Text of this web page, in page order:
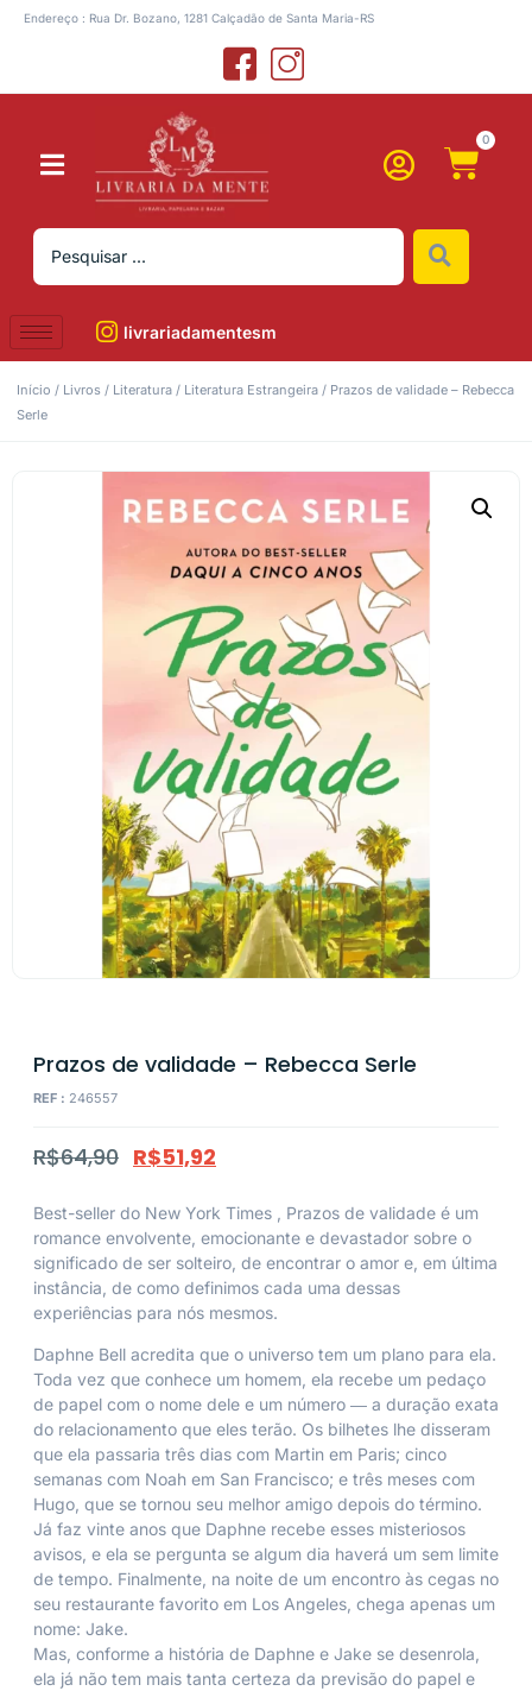
Endereço : Rua Dr. Bozano, 1281 Calçadão de Santa Maria-RS
0
livrariadamentesm
Início / Livros / Literatura / Literatura Estrangeira / Prazos de validade – Rebecca
Serle
Prazos de validade – Rebecca Serle
REF : 246557
R$64,90 R$51,92
Best-seller do New York Times Prazos de validade é um
romance envolvente, emocionante e devastador sobre o
significado de ser solteiro, de encontrar o amor e, em última
instância, de como definimos cada uma dessas
experiências para nós mesmos.
Daphne Bell acredita que o universo tem um plano para ela.
Toda vez que conhece um homem, ela recebe um pedaço
de papel com o nome dele e um número ― a duração exata
do relacionamento que eles terão. Os bilhetes lhe disseram
que ela passaria três dias com Martin em Paris; cinco
semanas com Noah em San Francisco; e três meses com
Hugo, que se tornou seu melhor amigo depois do término.
Já faz vinte anos que Daphne recebe esses misteriosos
avisos, e ela se pergunta se algum dia haverá um sem limite
de tempo. Finalmente, na noite de um encontro às cegas no
seu restaurante favorito em Los Angeles, chega apenas um
nome: Jake.
Mas, conforme a história de Daphne e Jake se desenrola,
ela já não tem mais tanta certeza da previsão do papel e